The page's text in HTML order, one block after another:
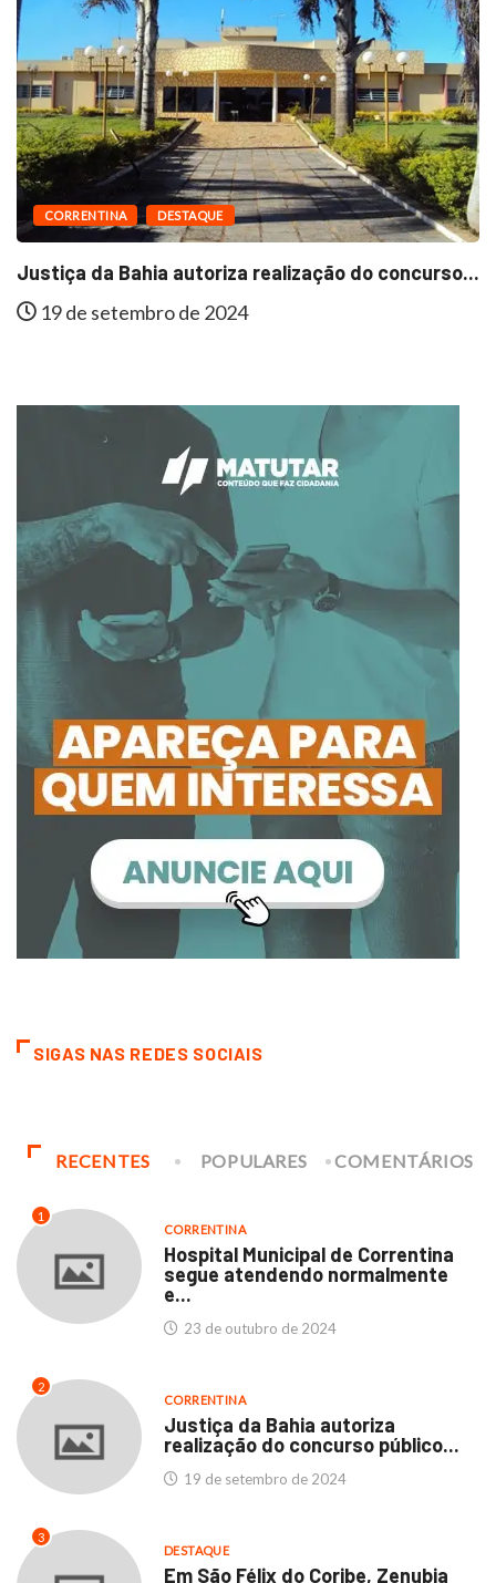
CORRENTINA DESTAQUE
Justiça da Bahia autoriza realização do concurso...
19 de setembro de 2024
SIGAS NAS REDES SOCIAIS
RECENTES POPULARES COMENTÁRIOS
1
CORRENTINA
Hospital Municipal de Correntina
segue atendendo normalmente
e...
23 de outubro de 2024
2
CORRENTINA
Justiça da Bahia autoriza
realização do concurso público...
19 de setembro de 2024
3
DESTAQUE
Em São Félix do Coribe, Zenubia